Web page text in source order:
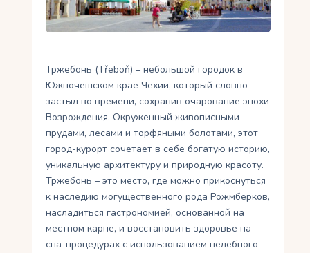
Тржебонь (Třeboň) – небольшой городок в
Южночешском крае Чехии, который словно
застыл во времени, сохранив очарование эпохи
Возрождения. Окруженный живописными
прудами, лесами и торфяными болотами, этот
город-курорт сочетает в себе богатую историю,
уникальную архитектуру и природную красоту.
Тржебонь – это место, где можно прикоснуться
к наследию могущественного рода Рожмберков,
насладиться гастрономией, основанной на
местном карпе, и восстановить здоровье на
спа-процедурах с использованием целебного